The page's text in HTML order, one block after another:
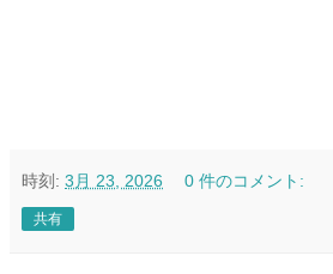
時刻: 3月 23, 2026 0 件のコメント:
共有